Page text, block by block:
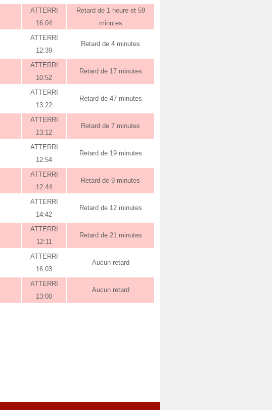
ATTERRI
16:04
Retard de 1 heure et 59
minutes
ATTERRI
12:39
Retard de 4 minutes
ATTERRI
10:52
Retard de 17 minutes
ATTERRI
13:22
Retard de 47 minutes
ATTERRI
13:12
Retard de 7 minutes
ATTERRI
12:54
Retard de 19 minutes
ATTERRI
12:44
Retard de 9 minutes
ATTERRI
14:42
Retard de 12 minutes
ATTERRI
12:11
Retard de 21 minutes
ATTERRI
16:03
Aucun retard
ATTERRI
13:00
Aucun retard